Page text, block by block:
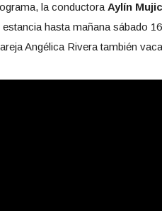
la conductora Aylín
hasta mañana sábado
Angélica Rivera también